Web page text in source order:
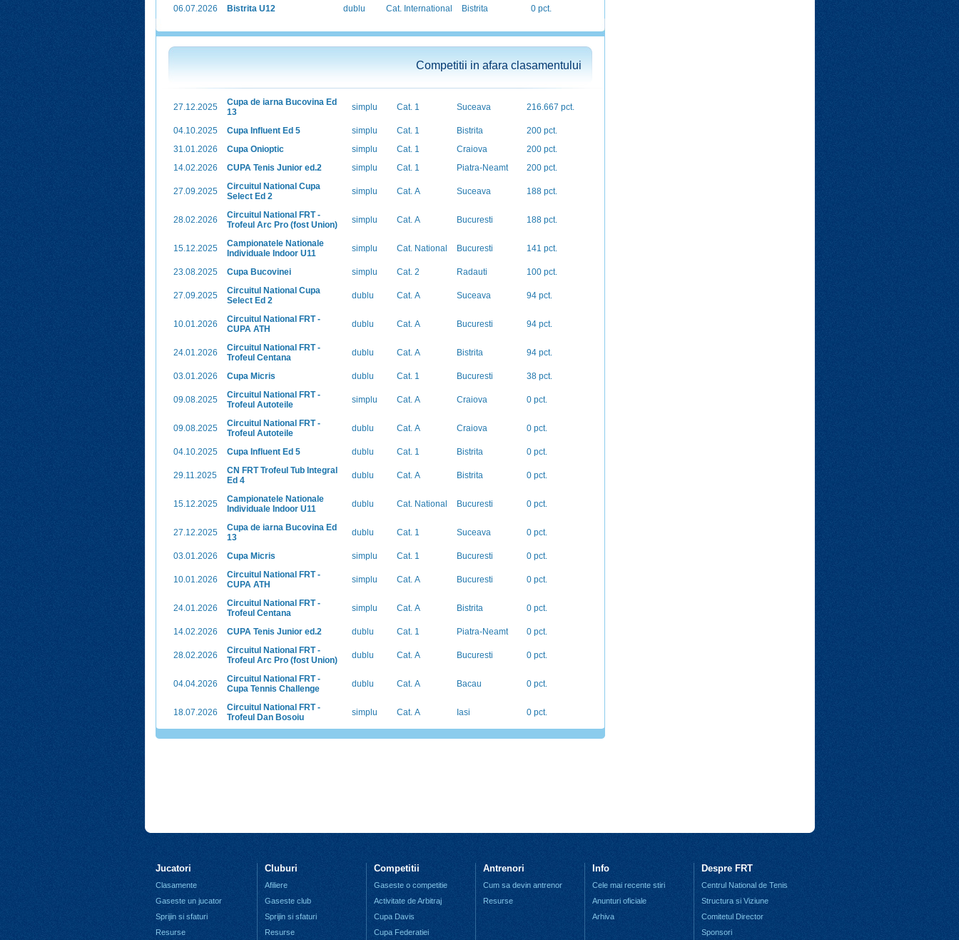
06.07.2026 Bistrita U12 dublu Cat. International Bistrita 0 pct.
Competitii in afara clasamentului
27.12.2025
Cupa de iarna Bucovina Ed
13
simplu Cat. 1 Suceava 216.667 pct.
04.10.2025 Cupa Influent Ed 5 simplu Cat. 1 Bistrita
200 pct.
31.01.2026
Cupa Onioptic simplu Cat. 1 Craiova
200 pct.
14.02.2026
CUPA Tenis Junior ed.2 simplu Cat. 1 Piatra-Neamt 200 pct.
27.09.2025
Circuitul National Cupa
Select Ed 2
simplu Cat. A Suceava 188 pct.
28.02.2026
Circuitul National FRT -
Trofeul Arc Pro (fost Union)
simplu Cat. A Bucuresti 188 pct.
15.12.2025
Campionatele Nationale
Individuale Indoor U11
simplu Cat. National Bucuresti 141 pct.
23.08.2025 Cupa Bucovinei simplu Cat. 2 Radauti 100 pct.
27.09.2025
Circuitul National Cupa
Select Ed 2
dublu Cat. A Suceava 94 pct.
10.01.2026
Circuitul National FRT -
CUPA ATH
dublu Cat. A Bucuresti 94 pct.
24.01.2026
Circuitul National FRT -
Trofeul Centana
dublu Cat. A Bistrita 94 pct.
03.01.2026 Cupa Micris dublu Cat. 1 Bucuresti 38 pct.
09.08.2025
Circuitul National FRT -
Trofeul Autoteile
simplu Cat. A Craiova 0 pct.
09.08.2025
Circuitul National FRT -
Trofeul Autoteile
dublu Cat. A Craiova 0 pct.
04.10.2025 Cupa Influent Ed 5 dublu Cat. 1 Bistrita 0 pct.
29.11.2025
CN FRT Trofeul Tub Integral
Ed 4
dublu Cat. A Bistrita 0 pct.
15.12.2025
Campionatele Nationale
Individuale Indoor U11
dublu Cat. National Bucuresti 0 pct.
27.12.2025
Cupa de iarna Bucovina Ed
13
dublu Cat. 1 Suceava 0 pct.
03.01.2026 Cupa Micris simplu Cat. 1 Bucuresti 0 pct.
10.01.2026
Circuitul National FRT -
CUPA ATH
simplu Cat. A Bucuresti 0 pct.
24.01.2026
Circuitul National FRT -
Trofeul Centana
simplu Cat. A Bistrita 0 pct.
14.02.2026 CUPA Tenis Junior ed.2 dublu Cat. 1 Piatra-Neamt 0 pct.
28.02.2026
Circuitul National FRT -
Trofeul Arc Pro (fost Union)
dublu Cat. A Bucuresti 0 pct.
04.04.2026
Circuitul National FRT -
Cupa Tennis Challenge
dublu Cat. A Bacau 0 pct.
18.07.2026
Circuitul National FRT -
Trofeul Dan Bosoiu
simplu Cat. A Iasi 0 pct.
Jucatori
Clasamente
Gaseste un jucator
Sprijin si sfaturi
Resurse
Cluburi
Afiliere
Gaseste club
Sprijin si sfaturi
Resurse
Competitii
Gaseste o competitie
Activitate de Arbitraj
Cupa Davis
Cupa Federatiei
Antrenori
Cum sa devin antrenor
Resurse
Info
Cele mai recente stiri
Anunturi oficiale
Arhiva
Despre FRT
Centrul National de Tenis
Structura si Viziune
Comitetul Director
Sponsori